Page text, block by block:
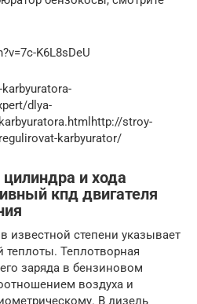
K6L8sDeU
dlya-
stroy-
karbyurator/
и хода
кпд двигателя
известной степени указывает
теплоты. Теплотворная
заряда в бензиновом
воздуха и
В дизель